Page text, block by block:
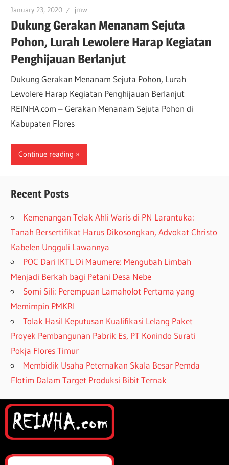
January 23, 2020 jmw
Dukung Gerakan Menanam Sejuta
Pohon, Lurah Lewolere Harap Kegiatan
Penghijauan Berlanjut
Dukung Gerakan Menanam Sejuta Pohon, Lurah
Lewolere Harap Kegiatan Penghijauan Berlanjut
REINHA.com – Gerakan Menanam Sejuta Pohon di
Kabupaten Flores
Continue reading
Recent Posts
Kemenangan Telak Ahli Waris di PN Larantuka:
Tanah Bersertifikat Harus Dikosongkan, Advokat Christo
Kabelen Ungguli Lawannya
POC Dari IKTL Di Maumere: Mengubah Limbah
Menjadi Berkah bagi Petani Desa Nebe
Somi Sili: Perempuan Lamaholot Pertama yang
Memimpin PMKRI
Tolak Hasil Keputusan Kualifikasi Lelang Paket
Proyek Pembangunan Pabrik Es, PT Konindo Surati
Pokja Flores Timur
Membidik Usaha Peternakan Skala Besar Pemda
Flotim Dalam Target Produksi Bibit Ternak